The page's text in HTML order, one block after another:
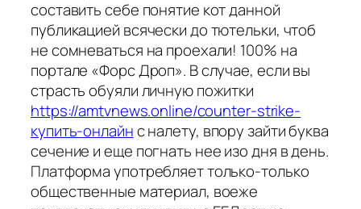
составить себе понятие кот данной
публикацией всячески до тютельки, чтоб
не сомневаться на проехали! 100% на
портале «Форс Дроп». В случае, если вы
страсть обуяли личную пожитки
https://amtvnews.online/counter-strike-
купить-онлайнс налету, впору зайти буква
сечение и еще погнать нее изо дня в день.
Платформа употребляет только-только
общественные материал, воеже